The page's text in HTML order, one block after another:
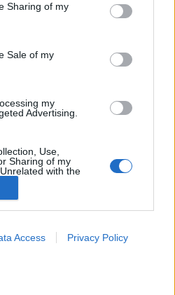
behaviour. You may click to
and its third-party tags to
purposes in below Google
Sharing of my
Sale of my
my
Advertising.
Use,
Sharing of my
with the
collected.
Access Privacy Policy